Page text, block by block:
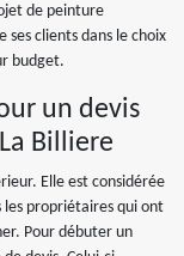
de peinture
clients dans le choix
budget.
un devis
Billiere
Elle est considérée
les propriétaires qui ont
Pour débuter un